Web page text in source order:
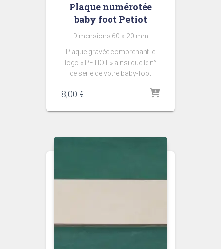
Plaque numérotée
baby foot Petiot
Dimensions 60 x 20 mm
Plaque gravée comprenant le
logo « PETIOT » ainsi que le n°
de série de votre baby-foot
8,00 €